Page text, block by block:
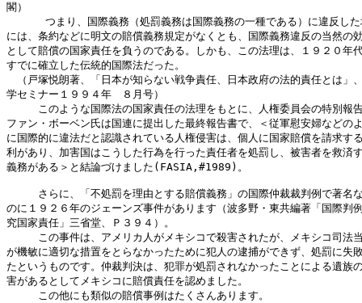
閣）
つまり、国際義務（処罰義務は国際義務の一種である）に違反し
には、条約などに明文の賠償義務規定がなくとも、国際義務違反の当然の
として賠償の国家責任を負うのである。しかも、この法理は、１９２０年
すでに確立した伝統的国際法だった。
（戸塚悦朗著、「日本が知らない戦争責任、日本政府の法的責任とは」
学セミナー１９９４年　８月号）
このような国際法の国家責任の法理をもとに、人権委員会の特別報
ファン・ボーベン氏は国連に提出した最終報告書で、＜従軍慰安婦などの
に国際的に違法だと認識されている人権侵害は、個人に国家賠償を請求す
利があり、加害国はこうした行為を行った責任者を処罰し、被害者を救済
義務がある＞と結論づけました(FASIA,#1989)。
さらに、「不処罰を理由とする賠償義務」の国際仲裁裁判例で著名
のに１９２６年のジェーンズ事件があります（波多野・東共編著「国際判
究国家責任」三省堂、Ｐ３９４）。
この事件は、アメリカ人がメキシコで殺害されたが、メキシコ司法
が機敏に適切な措置をとらなかったために犯人の逮捕ができず、処罰に失
たというものです。仲裁判決は、犯罪が処罰されなかったことによる遺族
害があるとしてメキシコに賠償責任を認めました。
この他にも類似の賠償事例はたくさんあります。